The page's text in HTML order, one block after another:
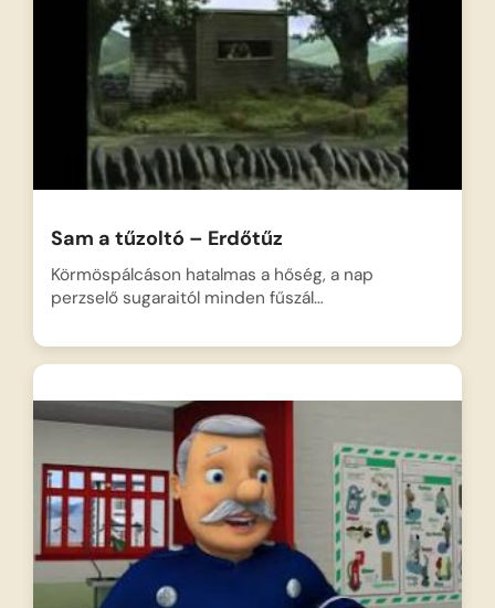
Sam a tűzoltó – Erdőtűz
Körmöspálcáson hatalmas a hőség, a nap
perzselő sugaraitól minden fűszál…